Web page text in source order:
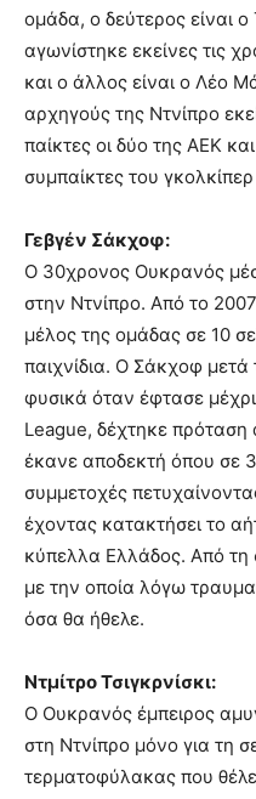
ομάδα, ο δεύτερος είναι ο
αγωνίστηκε εκείνες τις
και ο άλλος είναι ο Λέο
αρχηγούς της Ντνίπρο
παίκτες οι δύο της ΑΕΚ
συμπαίκτες του
Γεβγέν Σάκχοφ:
O 30χρονος Ουκρανός
στην Ντνίπρο. Από το
μέλος της ομάδας σε 10
παιχνίδια. Ο Σάκχοφ μετά
φυσικά όταν έφτασε
League, δέχτηκε
έκανε αποδεκτή όπου σε
συμμετοχές
έχοντας κατακτήσει το
κύπελλα Ελλάδος. Από τη
με την οποία λόγω
όσα θα ήθελε.
Ντμίτρο Τσιγκρνίσκι:
Ο Ουκρανός έμπειρος
στη Ντνίπρο μόνο για τη
τερματοφύλακας που